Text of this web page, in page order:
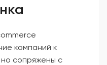
компаний к
сопряжены с